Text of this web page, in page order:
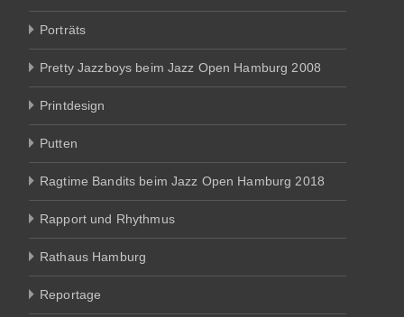
Porträts
Pretty Jazzboys beim Jazz Open Hamburg 2008
Printdesign
Putten
Ragtime Bandits beim Jazz Open Hamburg 2018
Rapport und Rhythmus
Rathaus Hamburg
Reportage